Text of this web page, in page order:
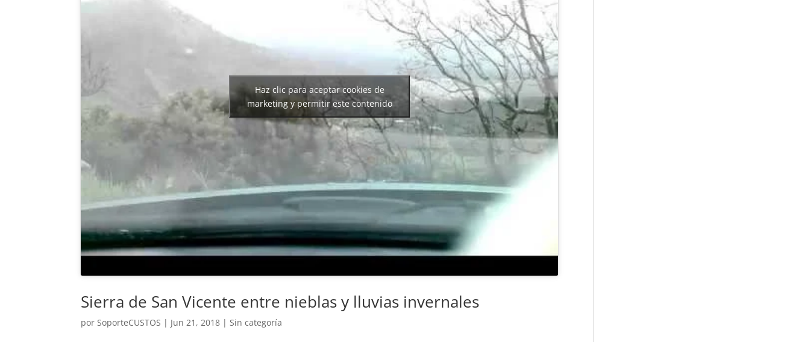
Haz clic para aceptar cookies de
marketing y permitir este contenido
Sierra de San Vicente entre nieblas y lluvias invernales
por SoporteCUSTOS | Jun 21, 2018 | Sin categoría